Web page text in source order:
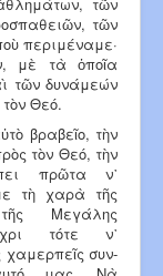
τῶν
τῶν
περιμέναμε·
μὲ τὰ ὁποῖα
τῶν δυνάμεών
τὸν Θεό.
βραβεῖο, τὴν
τὸν Θεό, τὴν
πρῶτα ν᾿
τὴ χαρὰ τῆς
Μεγάλης
τότε ν᾿
χαμερπεῖς συν­